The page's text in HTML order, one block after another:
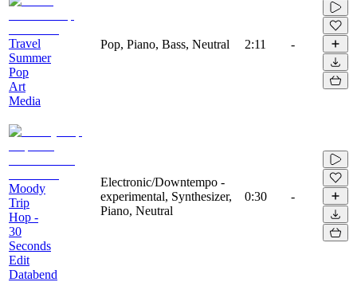
Travel
Summer
Pop
Art
Media
Pop, Piano, Bass, Neutral 2:11 -
Moody
Trip
Hop -
30
Seconds
Edit
Databend
Electronic/Downtempo -
experimental, Synthesizer,
Piano, Neutral
0:30 -